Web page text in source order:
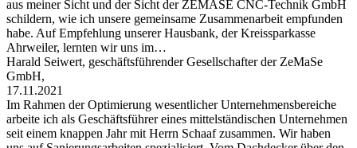
aus meiner Sicht und der Sicht der ZEMASE CNC-Technik GmbH
schildern, wie ich unsere gemeinsame Zusammenarbeit empfunden
habe. Auf Empfehlung unserer Hausbank, der Kreissparkasse
Ahrweiler, lernten wir uns im…
Harald Seiwert, geschäftsführender Gesellschafter der ZeMaSe
GmbH,
17.11.2021
Im Rahmen der Optimierung wesentlicher Unternehmensbereiche
arbeite ich als Geschäftsführer eines mittelständischen Unternehmen
seit einem knappen Jahr mit Herrn Schaaf zusammen. Wir haben